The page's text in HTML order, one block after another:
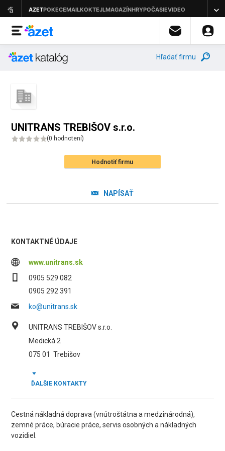
Hľadať firmu
UNITRANS TREBIŠOV s.r.o.
(0 hodnotení)
Hodnotiť firmu
NAPÍSAŤ
KONTAKTNÉ ÚDAJE
www.unitrans.sk
0905 529 082
0905 292 391
ko@unitrans.sk
UNITRANS TREBIŠOV s.r.o.
Medická 2
075 01 Trebišov
ĎALŠIE KONTAKTY
Cestná nákladná doprava (vnútroštátna a medzinárodná),
zemné práce, búracie práce, servis osobných a nákladných
vozidiel.